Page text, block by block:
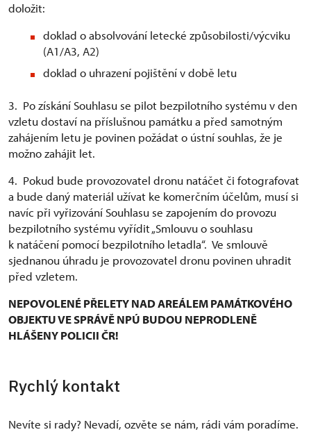
doložit:
doklad o absolvování letecké způsobilosti/výcviku
(A1/A3, A2)
doklad o uhrazení pojištění v době letu
3. Po získání Souhlasu se pilot bezpilotního systému v den
vzletu dostaví na příslušnou památku a před samotným
zahájením letu je povinen požádat o ústní souhlas, že je
možno zahájit let.
4. Pokud bude provozovatel dronu natáčet či fotografovat
a bude daný materiál užívat ke komerčním účelům, musí si
navíc při vyřizování Souhlasu se zapojením do provozu
bezpilotního systému vyřídit „Smlouvu o souhlasu
k natáčení pomocí bezpilotního letadla“. Ve smlouvě
sjednanou úhradu je provozovatel dronu povinen uhradit
před vzletem.
NEPOVOLENÉ PŘELETY NAD AREÁLEM PAMÁTKOVÉHO
OBJEKTU VE SPRÁVĚ NPÚ BUDOU NEPRODLENĚ
HLÁŠENY POLICII ČR!
Rychlý kontakt
Nevíte si rady? Nevadí, ozvěte se nám, rádi vám poradíme.